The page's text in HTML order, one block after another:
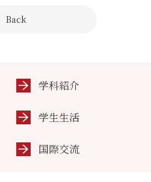
Back
学科紹介
学生生活
国際交流